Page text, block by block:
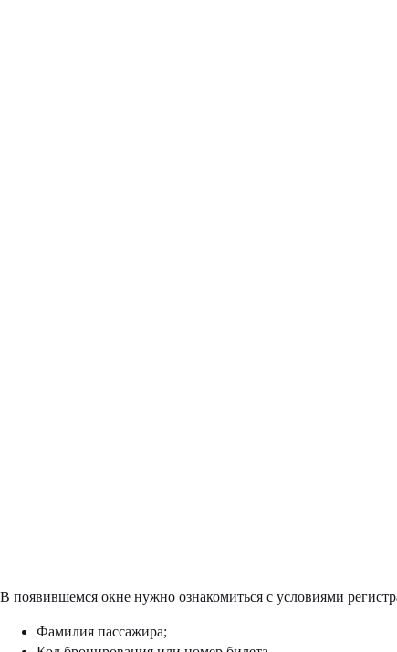
В появившемся окне нужно ознакомиться с условиями
Фамилия пассажира;